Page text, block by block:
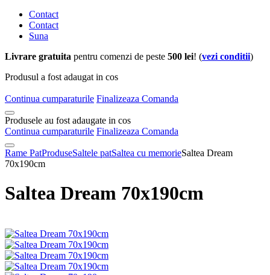
Contact
Contact
Suna
Livrare gratuita pentru comenzi de peste 500 lei! (vezi conditii)
Produsul a fost adaugat in cos
Continua cumparaturile Finalizeaza Comanda
Produsele au fost adaugate in cos
Continua cumparaturile Finalizeaza Comanda
Rame PatProduseSaltele patSaltea cu memorieSaltea Dream
70x190cm
Saltea Dream 70x190cm